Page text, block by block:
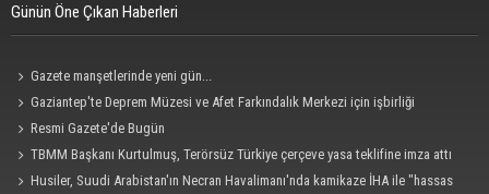
Günün Öne Çıkan Haberleri
Gazete manşetlerinde yeni gün...
Gaziantep'te Deprem Müzesi ve Afet Farkındalık Merkezi için işbirliği
protokolü imzalandı
Resmi Gazete'de Bugün
TBMM Başkanı Kurtulmuş, Terörsüz Türkiye çerçeve yasa teklifine imza attı
Husiler, Suudi Arabistan'ın Necran Havalimanı'nda kamikaze İHA ile "hassas